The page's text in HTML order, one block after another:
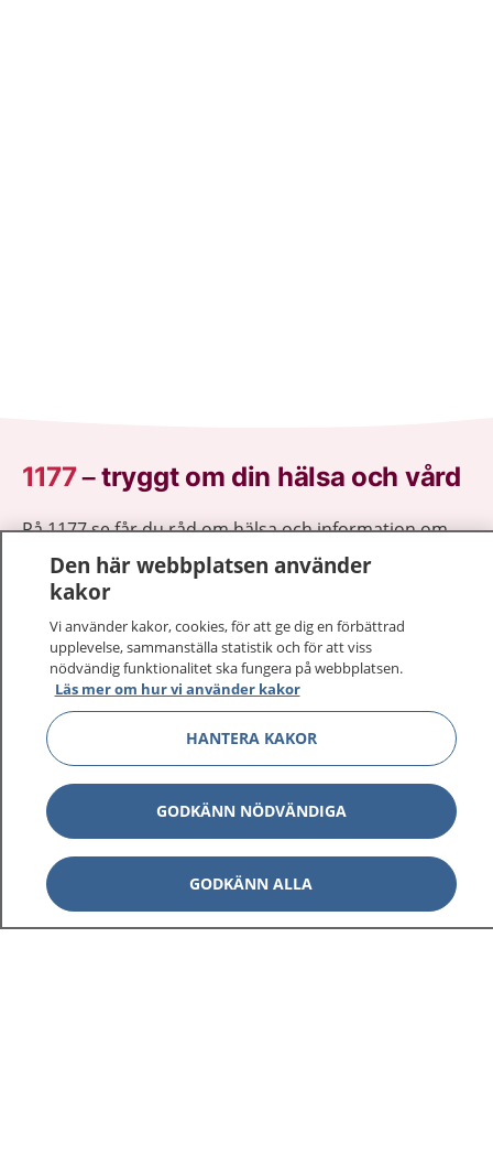
1177–tryggt om din hälsa och vård
På 1177.se får du råd om hälsa och information om
sjukdomar och vilka mottagningar du kan kontakta.
Logga in för att läsa din journal och göra dina
sjukvårdsrådgivning dygnet runt.
1177 ger dig råd när du vill må bättre.
1177 på flera språk Visa
Om 1177 Visa
Kontakt Visa
Den här webbplatsen använder
kakor
Vi använder kakor, cookies, för att ge dig en förbättrad
upplevelse, sammanställa statistik och för att viss
nödvändig funktionalitet ska fungera på webbplatsen.
Läs mer om hur vi använder kakor
HANTERA KAKOR
GODKÄNN NÖDVÄNDIGA
GODKÄNN ALLA